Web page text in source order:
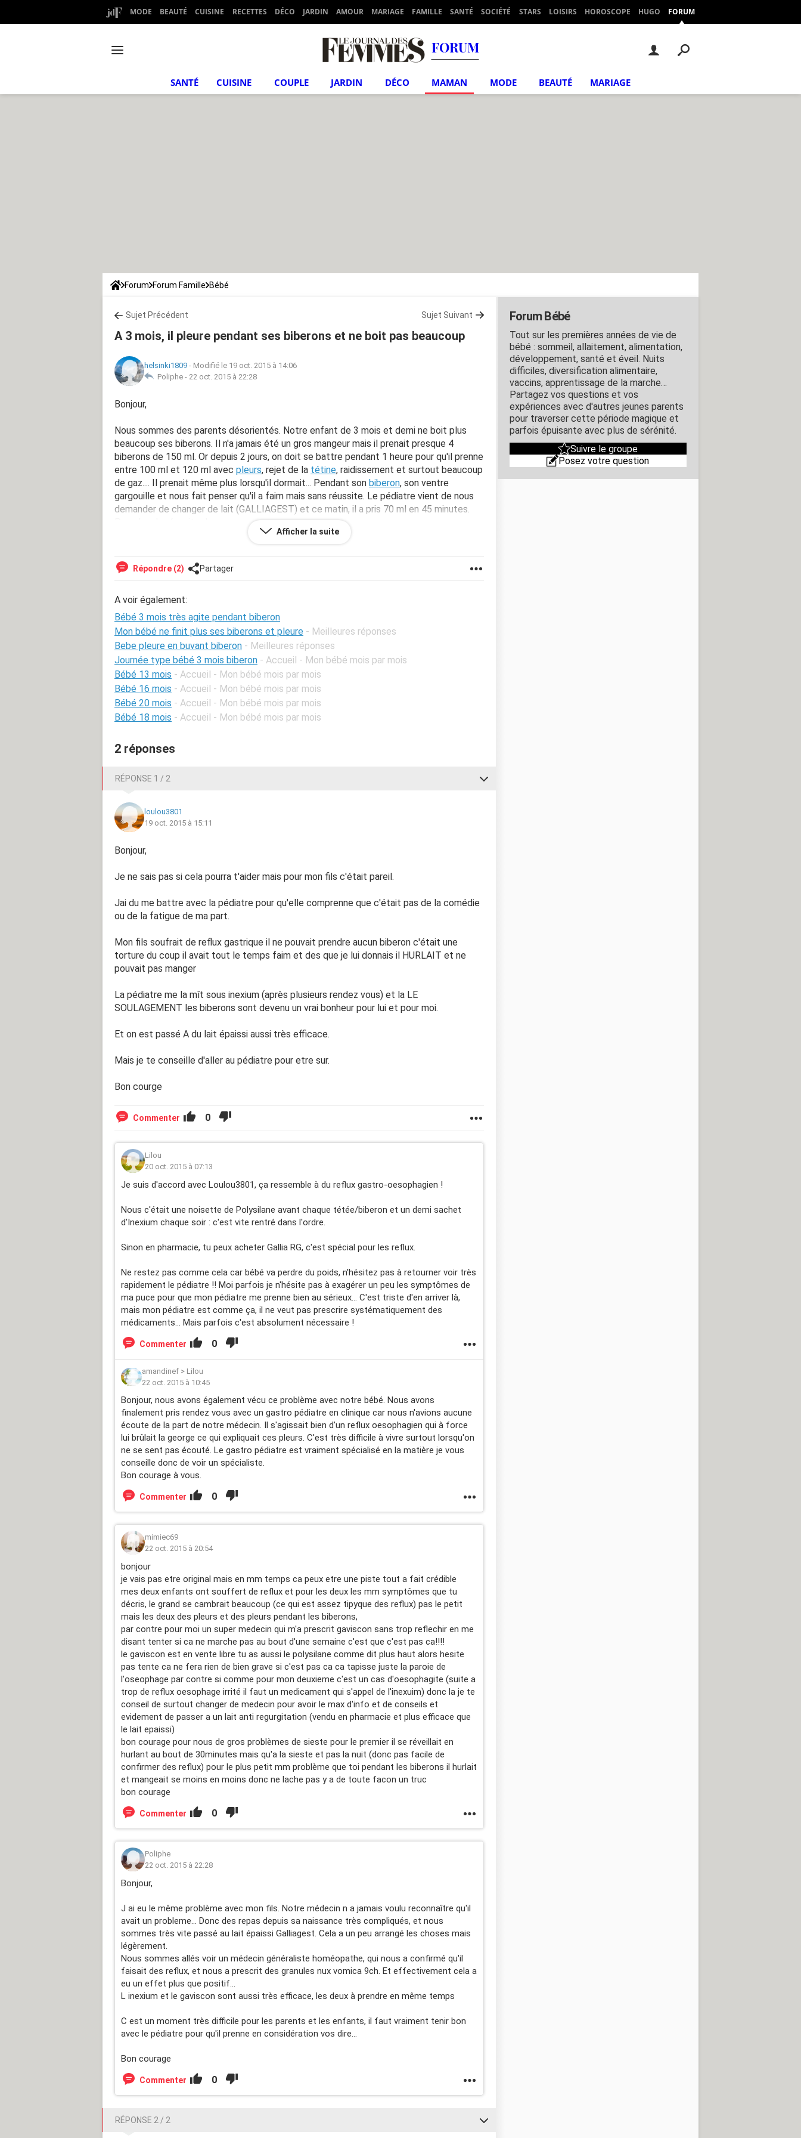
MODE BEAUTÉ CUISINE RECETTES DÉCO JARDIN AMOUR MARIAGE FAMILLE SANTÉ SOCIÉTÉ STARS LOISIRS HOROSCOPE HUGO FORUM
FORUM
SANTÉ CUISINE COUPLE JARDIN DÉCO MAMAN MODE BEAUTÉ MARIAGE
Forum Forum Famille Bébé
Sujet Précédent Sujet Suivant
A 3 mois, il pleure pendant ses biberons et ne boit pas beaucoup
helsinki1809 - Modifié le 19 oct. 2015 à 14:06
Poliphe - 22 oct. 2015 à 22:28
Bonjour,
Nous sommes des parents désorientés. Notre enfant de 3 mois et demi ne boit plus
beaucoup ses biberons. Il n'a jamais été un gros mangeur mais il prenait presque 4
biberons de 150 ml. Or depuis 2 jours, on doit se battre pendant 1 heure pour qu'il prenne
entre 100 ml et 120 ml avec pleurs, rejet de la tétine, raidissement et surtout beaucoup
de gaz.... Il prenait même plus lorsqu'il dormait... Pendant son biberon, son ventre
gargouille et nous fait penser qu'il a faim mais sans réussite. Le pédiatre vient de nous
demander de changer de lait (GALLIAGEST) et ce matin, il a pris 70 ml en 45 minutes.
Nous sommes totalement désemparés et à 2 doigts de craquer. Il n'y est pour rien notre
conseil et aide, nous prenons car nous le vivons mal.
Afficher la suite
Répondre (2) Partager
A voir également:
Bébé 3 mois très agite pendant biberon
Mon bébé ne finit plus ses biberons et pleure - Meilleures réponses
Bebe pleure en buvant biberon - Meilleures réponses
Journée type bébé 3 mois biberon - Accueil - Mon bébé mois par mois
Bébé 13 mois - Accueil - Mon bébé mois par mois
Bébé 16 mois - Accueil - Mon bébé mois par mois
Bébé 20 mois - Accueil - Mon bébé mois par mois
Bébé 18 mois - Accueil - Mon bébé mois par mois
2 réponses
RÉPONSE 1 / 2
loulou3801
19 oct. 2015 à 15:11
Bonjour,
Je ne sais pas si cela pourra t'aider mais pour mon fils c'était pareil.
Jai du me battre avec la pédiatre pour qu'elle comprenne que c'était pas de la comédie
ou de la fatigue de ma part.
Mon fils soufrait de reflux gastrique il ne pouvait prendre aucun biberon c'était une
torture du coup il avait tout le temps faim et des que je lui donnais il HURLAIT et ne
pouvait pas manger
La pédiatre me la mît sous inexium (après plusieurs rendez vous) et la LE
SOULAGEMENT les biberons sont devenu un vrai bonheur pour lui et pour moi.
Et on est passé A du lait épaissi aussi très efficace.
Mais je te conseille d'aller au pédiatre pour etre sur.
Bon courge
Commenter 0
Lilou
20 oct. 2015 à 07:13
Je suis d'accord avec Loulou3801, ça ressemble à du reflux gastro-oesophagien !
Nous c'était une noisette de Polysilane avant chaque tétée/biberon et un demi sachet
d'Inexium chaque soir : c'est vite rentré dans l'ordre.
Sinon en pharmacie, tu peux acheter Gallia RG, c'est spécial pour les reflux.
Ne restez pas comme cela car bébé va perdre du poids, n'hésitez pas à retourner voir très
rapidement le pédiatre !! Moi parfois je n'hésite pas à exagérer un peu les symptômes de
ma puce pour que mon pédiatre me prenne bien au sérieux... C'est triste d'en arriver là,
mais mon pédiatre est comme ça, il ne veut pas prescrire systématiquement des
médicaments... Mais parfois c'est absolument nécessaire !
Commenter 0
amandinef > Lilou
22 oct. 2015 à 10:45
Bonjour, nous avons également vécu ce problème avec notre bébé. Nous avons
finalement pris rendez vous avec un gastro pédiatre en clinique car nous n'avions aucune
écoute de la part de notre médecin. Il s'agissait bien d'un reflux oesophagien qui à force
lui brûlait la george ce qui expliquait ces pleurs. C'est très difficile à vivre surtout lorsqu'on
ne se sent pas écouté. Le gastro pédiatre est vraiment spécialisé en la matière je vous
conseille donc de voir un spécialiste.
Bon courage à vous.
Commenter 0
mimiec69
22 oct. 2015 à 20:54
bonjour
je vais pas etre original mais en mm temps ca peux etre une piste tout a fait crédible
mes deux enfants ont souffert de reflux et pour les deux les mm symptômes que tu
décris, le grand se cambrait beaucoup (ce qui est assez tipyque des reflux) pas le petit
mais les deux des pleurs et des pleurs pendant les biberons,
par contre pour moi un super medecin qui m'a prescrit gaviscon sans trop reflechir en me
disant tenter si ca ne marche pas au bout d'une semaine c'est que c'est pas ca!!!!
le gaviscon est en vente libre tu as aussi le polysilane comme dit plus haut alors hesite
pas tente ca ne fera rien de bien grave si c'est pas ca ca tapisse juste la paroie de
l'oseophage par contre si comme pour mon deuxieme c'est un cas d'oesophagite (suite a
trop de reflux oesophage irrité il faut un medicament qui s'appel de l'inexuim) donc la je te
conseil de surtout changer de medecin pour avoir le max d'info et de conseils et
evidement de passer a un lait anti regurgitation (vendu en pharmacie et plus efficace que
le lait epaissi)
bon courage pour nous de gros problèmes de sieste pour le premier il se réveillait en
hurlant au bout de 30minutes mais qu'a la sieste et pas la nuit (donc pas facile de
confirmer des reflux) pour le plus petit mm problème que toi pendant les biberons il hurlait
et mangeait se moins en moins donc ne lache pas y a de toute facon un truc
bon courage
Commenter 0
Poliphe
22 oct. 2015 à 22:28
Bonjour,
J ai eu le même problème avec mon fils. Notre médecin n a jamais voulu reconnaître qu'il
avait un probleme... Donc des repas depuis sa naissance très compliqués, et nous
sommes très vite passé au lait épaissi Galliagest. Cela a un peu arrangé les choses mais
légèrement.
Nous sommes allés voir un médecin généraliste homéopathe, qui nous a confirmé qu'il
faisait des reflux, et nous a prescrit des granules nux vomica 9ch. Et effectivement cela a
eu un effet plus que positif...
L inexium et le gaviscon sont aussi très efficace, les deux à prendre en même temps
C est un moment très difficile pour les parents et les enfants, il faut vraiment tenir bon
avec le pédiatre pour qu'il prenne en considération vos dire...
Bon courage
Commenter 0
RÉPONSE 2 / 2
Forum Bébé
Tout sur les premières années de vie de
bébé : sommeil, allaitement, alimentation,
développement, santé et éveil. Nuits
difficiles, diversification alimentaire,
vaccins, apprentissage de la marche…
Partagez vos questions et vos
expériences avec d'autres jeunes parents
pour traverser cette période magique et
parfois épuisante avec plus de sérénité.
Suivre le groupe
Posez votre question